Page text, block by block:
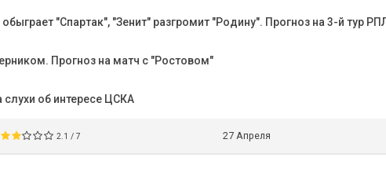
"Спартак", "Зенит" разгромит "Родину". Прогноз на 3-й тур РПЛ
Прогноз на матч с "Ростовом"
слухи об интересе ЦСКА
2.1 / 7 27 Апреля